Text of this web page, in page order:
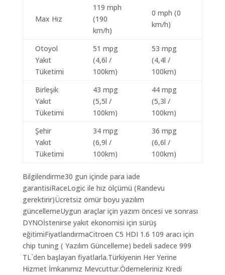
Max Hız
119 mph
(190
km/h)
0 mph (0
km/h)
Otoyol
Yakıt
Tüketimi
51 mpg
(4,6l /
100km)
53 mpg
(4,4l /
100km)
Birleşik
Yakıt
Tüketimi
43 mpg
(5,5l /
100km)
44 mpg
(5,3l /
100km)
Şehir
Yakıt
Tüketimi
34 mpg
(6,9l /
100km)
36 mpg
(6,6l /
100km)
Bilgilendirme30 gun içinde para iade
garantisiRaceLogic ile hız ölçümü (Randevu
gerektirir)Ücretsiz ömür boyu yazılım
güncellemeUygun araçlar için yazım öncesi ve sonrası
DYNOİstenirse yakıt ekonomisi için sürüş
eğitimiFiyatlandırmaCitroen C5 HDI 1.6 109 aracı için
chip tuning ( Yazılım Güncelleme) bedeli sadece 999
TL`den başlayan fiyatlarla.Türkiyenin Her Yerine
Hizmet İmkanımız Mevcuttur.Ödemeleriniz Kredi